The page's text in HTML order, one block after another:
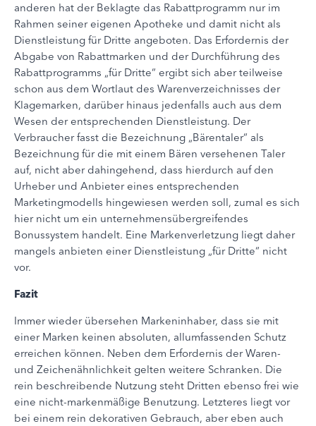
anderen hat der Beklagte das Rabattprogramm nur im
Rahmen seiner eigenen Apotheke und damit nicht als
Dienstleistung für Dritte angeboten. Das Erfordernis der
Abgabe von Rabattmarken und der Durchführung des
Rabattprogramms „für Dritte“ ergibt sich aber teilweise
schon aus dem Wortlaut des Warenverzeichnisses der
Klagemarken, darüber hinaus jedenfalls auch aus dem
Wesen der entsprechenden Dienstleistung. Der
Verbraucher fasst die Bezeichnung „Bärentaler“ als
Bezeichnung für die mit einem Bären versehenen Taler
auf, nicht aber dahingehend, dass hierdurch auf den
Urheber und Anbieter eines entsprechenden
Marketingmodells hingewiesen werden soll, zumal es sich
hier nicht um ein unternehmensübergreifendes
Bonussystem handelt. Eine Markenverletzung liegt daher
mangels anbieten einer Dienstleistung „für Dritte“ nicht
vor.
Fazit
Immer wieder übersehen Markeninhaber, dass sie mit
einer Marken keinen absoluten, allumfassenden Schutz
erreichen können. Neben dem Erfordernis der Waren-
und Zeichenähnlichkeit gelten weitere Schranken. Die
rein beschreibende Nutzung steht Dritten ebenso frei wie
eine nicht-markenmäßige Benutzung. Letzteres liegt vor
bei einem rein dekorativen Gebrauch, aber eben auch